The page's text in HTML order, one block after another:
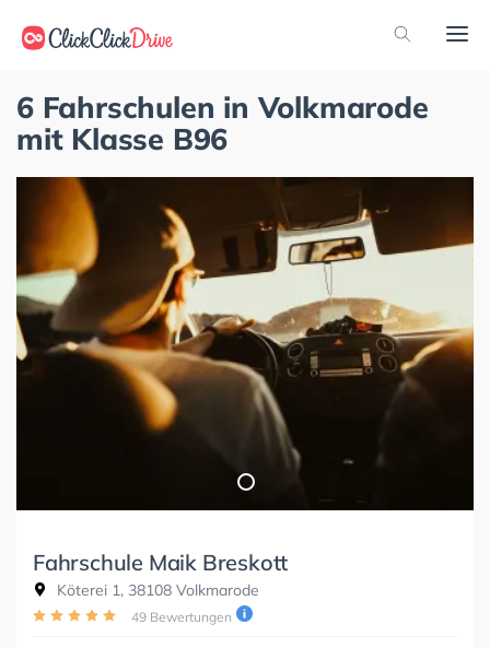
6 Fahrschulen in Volkmarode
mit Klasse B96
Fahrschule Maik Breskott
Köterei 1, 38108 Volkmarode
49 Bewertungen